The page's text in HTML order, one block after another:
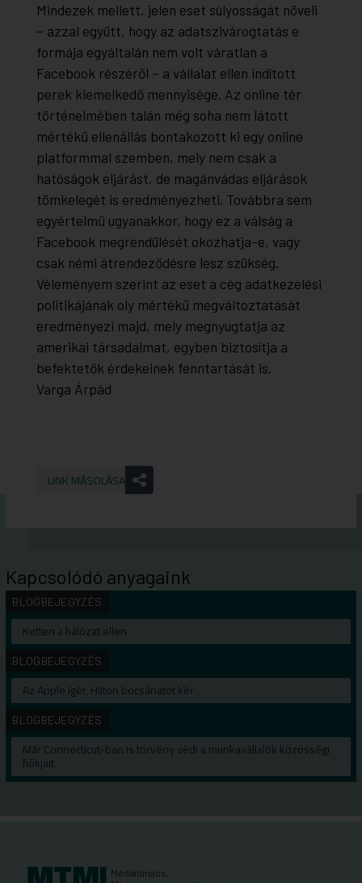
Mindezek mellett, jelen eset súlyosságát növeli
– azzal együtt, hogy az adatszivárogtatás e
formája egyáltalán nem volt váratlan a
Facebook részéről – a vállalat ellen indított
perek kiemelkedő mennyisége. Az online tér
történelmében talán még soha nem látott
mértékű ellenállás bontakozott ki egy online
platformmal szemben, mely nem csak a
hatóságok eljárást, de magánvádas eljárások
tömkelegét is eredményezheti. Továbbra sem
egyértelmű ugyanakkor, hogy ez a válság a
Facebook megrendülését okozhatja-e, vagy
csak némi átrendeződésre lesz szükség.
Véleményem szerint az eset a cég adatkezelési
politikájának oly mértékű megváltoztatását
eredményezi majd, mely megnyugtatja az
amerikai társadalmat, egyben biztosítja a
befektetők érdekeinek fenntartását is.
Varga Árpád
LINK MÁSOLÁSA
Kapcsolódó anyagaink
BLOGBEJEGYZÉS
Ketten a hálózat ellen
BLOGBEJEGYZÉS
Az Apple ígér, Hilton bocsánatot kér
BLOGBEJEGYZÉS
Már Connecticut-ban is törvény védi a munkavállalók közösségi
fiókjait
Médiatanács,